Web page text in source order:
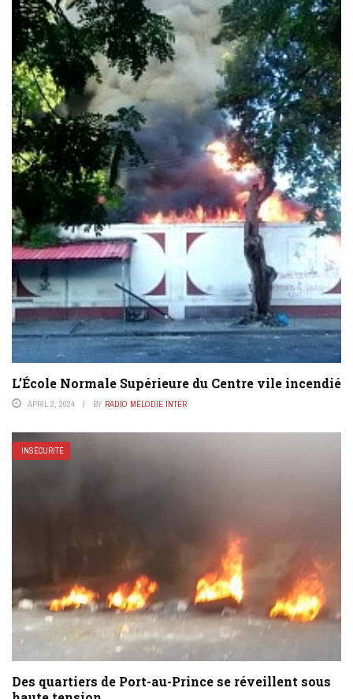
L’École Normale Supérieure du Centre vile incendié
APRIL 2, 2024 BY RADIO MÉLODIE INTER
INSÉCURITÉ
Des quartiers de Port-au-Prince se réveillent sous